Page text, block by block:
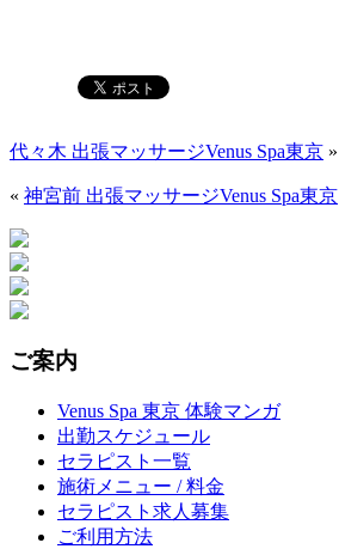
代々木 出張マッサージVenus Spa東京 »
« 神宮前 出張マッサージVenus Spa東京
ご案内
Venus Spa 東京 体験マンガ
出勤スケジュール
セラピスト一覧
施術メニュー / 料金
セラピスト求人募集
ご利用方法